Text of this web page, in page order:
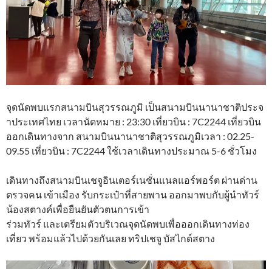
จุดนัดพบแรกสนามบินสุวรรณภูมิ เป็นสนามบินนานาชาติประจ
าประเทศไทย เวลานัดหมาย : 23:30 เที่ยวบิน : 7C2244 เที่ยวบิน
ออกเดินทางจาก สนามบินนานาชาติสุวรรณภูมิเวลา : 02.25-
09.55 เที่ยวบิน : 7C2244 ใช้เวลาเดินทางประมาณ 5-6 ชั่วโมง
เดินทางถึงสนามบินเชจูอินเตอร์เนชั่นแนลแอร์พอร์ต ผ่านด่าน
ตรวจคน เข้าเมือง รับกระเป๋าที่สายพาน ออกมาพบกับผู้นำทัวร์
น้องสตางค์เพื่อยืนยันตัวตนการเข้า
ร่วมทัวร์ และเตรียมตัวบริเวณจุดนัดพบเพื่อออกเดินทางท่อง
เที่ยว พร้อมแล้วไปด้วยกันเลย ทริปเชจู บัสไกด์สตาง